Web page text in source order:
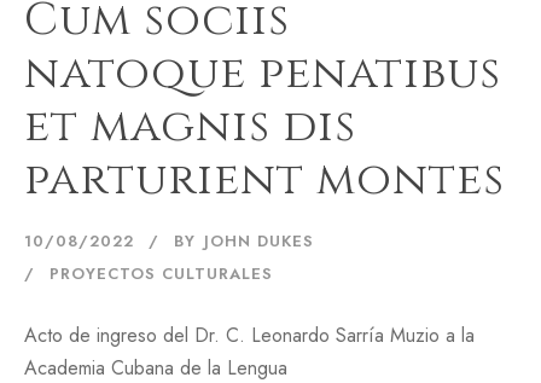
Cum sociis
natoque penatibus
et magnis dis
parturient montes
10/08/2022 BY JOHN DUKES
PROYECTOS CULTURALES
Acto de ingreso del Dr. C. Leonardo Sarría Muzio a la
Academia Cubana de la Lengua